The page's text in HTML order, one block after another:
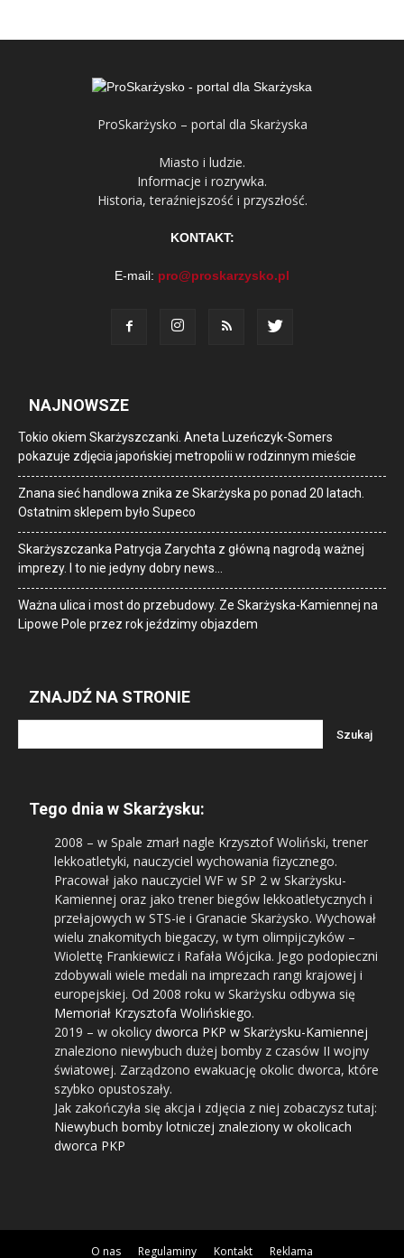
ProSkarżysko – portal dla Skarżyska
Miasto i ludzie.
Informacje i rozrywka.
Historia, teraźniejszość i przyszłość.
KONTAKT:
E-mail: pro@proskarzysko.pl
NAJNOWSZE
Tokio okiem Skarżyszczanki. Aneta Luzeńczyk-Somers
pokazuje zdjęcia japońskiej metropolii w rodzinnym mieście
Znana sieć handlowa znika ze Skarżyska po ponad 20 latach.
Ostatnim sklepem było Supeco
Skarżyszczanka Patrycja Zarychta z główną nagrodą ważnej
imprezy. I to nie jedyny dobry news…
Ważna ulica i most do przebudowy. Ze Skarżyska-Kamiennej na
Lipowe Pole przez rok jeździmy objazdem
ZNAJDŹ NA STRONIE
Tego dnia w Skarżysku:
2008 – w Spale zmarł nagle Krzysztof Woliński, trener
lekkoatletyki, nauczyciel wychowania fizycznego.
Pracował jako nauczyciel WF w SP 2 w Skarżysku-
Kamiennej oraz jako trener biegów lekkoatletycznych i
przełajowych w STS-ie i Granacie Skarżysko. Wychował
wielu znakomitych biegaczy, w tym olimpijczyków –
Wiolettę Frankiewicz i Rafała Wójcika. Jego podopieczni
zdobywali wiele medali na imprezach rangi krajowej i
europejskiej. Od 2008 roku w Skarżysku odbywa się
Memoriał Krzysztofa Wolińskiego.
2019 – w okolicy dworca PKP w Skarżysku-Kamiennej
znaleziono niewybuch dużej bomby z czasów II wojny
światowej. Zarządzono ewakuację okolic dworca, które
szybko opustoszały.
Jak zakończyła się akcja i zdjęcia z niej zobaczysz tutaj:
Niewybuch bomby lotniczej znaleziony w okolicach
dworca PKP
O nas Regulaminy Kontakt Reklama